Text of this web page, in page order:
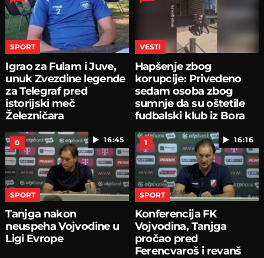
SPORT
Igrao za Fulam i Juve,
unuk Zvezdine legende
za Telegraf pred
istorijski meč
Železničara
VESTI
Hapšenje zbog
korupcije: Privedeno
sedam osoba zbog
sumnje da su oštetile
fudbalski klub iz Bora
16:45
0
SPORT
Tanjga nakon
neuspeha Vojvodine u
Ligi Evrope
16:16
1
SPORT
Konferencija FK
Vojvodina, Tanjga
pročao pred
Ferencvaroš i revanš